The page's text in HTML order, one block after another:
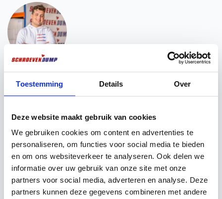
Toestemming Details Over
Deze website maakt gebruik van cookies
We gebruiken cookies om content en advertenties te
personaliseren, om functies voor social media te bieden
en om ons websiteverkeer te analyseren. Ook delen we
informatie over uw gebruik van onze site met onze
partners voor social media, adverteren en analyse. Deze
partners kunnen deze gegevens combineren met andere
Vous voulez ? Nous sommes là pour vous
aider !
d'une vente ? Vous souhaitez obtenir plus
prendre contact avec nos experts. Ils ont déjà bien
compris ce que vous attendiez d'eux !
Chat via Whatsapp Envoyez un e-mail